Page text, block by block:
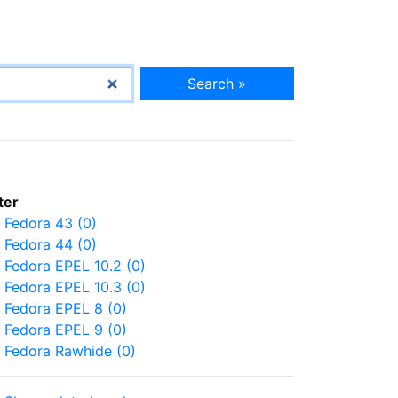
Search »
Fedora 43 (0)
Fedora 44 (0)
Fedora EPEL 10.2 (0)
Fedora EPEL 10.3 (0)
Fedora EPEL 8 (0)
Fedora EPEL 9 (0)
Fedora Rawhide (0)